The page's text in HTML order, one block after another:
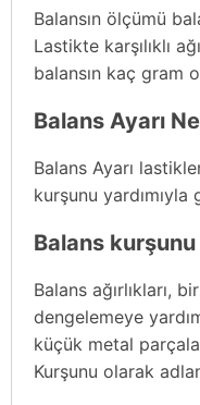
Balansın ölçümü
Lastikte karşılıklı
balansın kaç gram
Balans Ayarı
Balans Ayarı
kurşunu
Balans
Balans ağırlıkları,
dengelemeye
küçük metal
Kurşunu olarak